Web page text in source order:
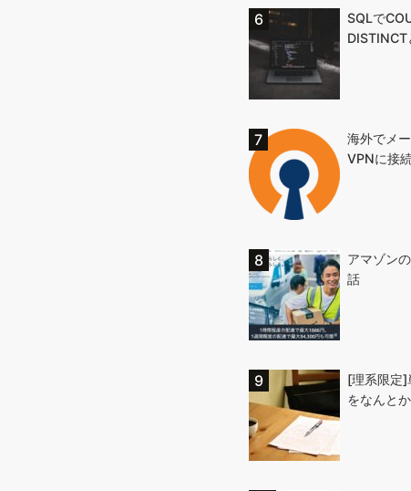
SQLで
DISTINCT
海外でメ
VPNに接
アマゾン
話
[理系限定]
をなんと